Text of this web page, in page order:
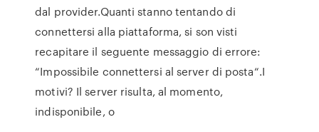
dal provider.Quanti stanno tentando di
connettersi alla piattaforma, si son visti
recapitare il seguente messaggio di errore:
“Impossibile connettersi al server di posta“.I
motivi? Il server risulta, al momento,
indisponibile, o